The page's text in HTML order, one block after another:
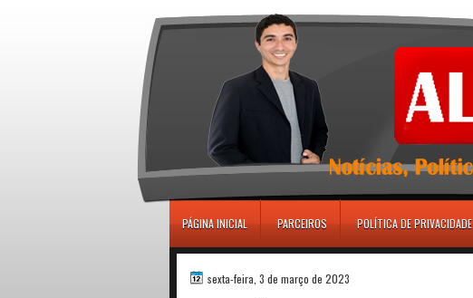
PÁGINA INICIAL PARCEIROS POLÍTICA DE PRIVACIDADE
sexta-feira, 3 de março de 2023